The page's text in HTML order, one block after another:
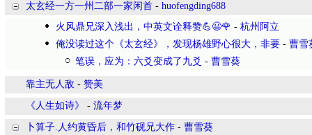
太玄经一方一州二部一家闲首 - huofengding688
火风鼎兄深入浅出，中英文诠释赞💪😃🌹 - 杭州阿立
俺没读过这个《太玄经》，发现杨雄野心很大，非要 - 曹雪
笔误，应为：六爻变成了九爻 - 曹雪葵
靠主无人敌 - 赞美
《人生如诗》 - 流年梦
卜算子.人约黄昏后，和竹砚兄大作 - 曹雪葵